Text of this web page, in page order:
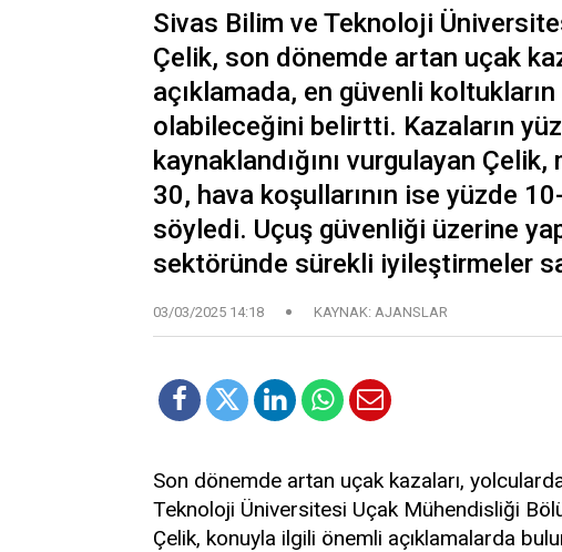
Sivas Bilim ve Teknoloji
Çelik, son dönemde artan uçak
açıklamada, en güvenli
olabileceğini belirtti. Kazaların
kaynaklandığını vurgulayan
30, hava koşullarının ise yüzde
söyledi. Uçuş güvenliği üzerine
sektöründe sürekli iyileştirmeler
03/03/2025 14:18 KAYNAK: AJANSLAR
Son dönemde artan uçak kazaları,
Teknoloji Üniversitesi Uçak Mühendisliği
Çelik, konuyla ilgili önemli açıklamalarda